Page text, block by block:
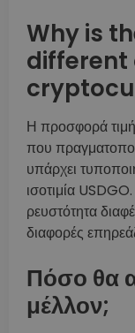
Why is
different
Η προσφορά
που
υπάρχει
ισοτιμία
ρευστότητα
διαφορές
Πόσο θα
μέλλον;